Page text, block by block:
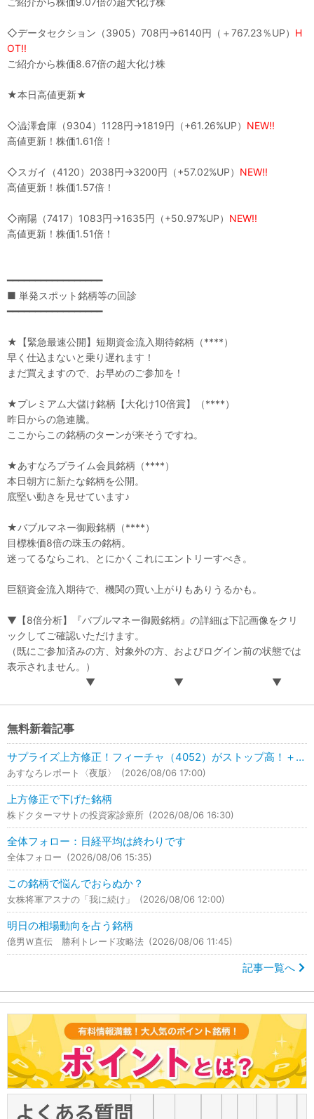
◇データセクション（3905）708円→6140円（＋767.23％UP） H
OT!!
ご紹介から株価8.67倍の超大化け株
★本日高値更新★
◇澁澤倉庫（9304）1128円→1819円（+61.26%UP） NEW!!
高値更新！株価1.61倍！
◇スガイ（4120）2038円→3200円（+57.02%UP） NEW!!
高値更新！株価1.57倍！
◇南陽（7417）1083円→1635円（+50.97%UP） NEW!!
高値更新！株価1.51倍！
━━━━━━━━━━━━━━━━━
■ 単発スポット銘柄等の回診
━━━━━━━━━━━━━━━━━
★【緊急最速公開】短期資金流入期待銘柄（****）
早く仕込まないと乗り遅れます！
まだ買えますので、お早めのご参加を！
★プレミアム大儲け銘柄【大化け10倍賞】（****）
昨日からの急連騰。
ここからこの銘柄のターンが来そうですね。
★あすなろプライム会員銘柄（****）
本日朝方に新たな銘柄を公開。
底堅い動きを見せています♪
★バブルマネー御殿銘柄（****）
目標株価8倍の珠玉の銘柄。
迷ってるならこれ、とにかくこれにエントリーすべき。
巨額資金流入期待で、機関の買い上がりもありうるかも。
▼【8倍分析】『バブルマネー御殿銘柄』の詳細は下記画像をクリ
ックしてご確認いただけます。
（既にご参加済みの方、対象外の方、およびログイン前の状態では
表示されません。）
▼ ▼ ▼
無料新着記事
サプライズ上方修正！フィーチャ（4052）がストップ高！＋49.35％UP！
あすなろレポート〈夜版〉 (2026/08/06 17:00)
上方修正で下げた銘柄
株ドクターマサトの投資家診療所 (2026/08/06 16:30)
全体フォロー：日経平均は終わりです
全体フォロー (2026/08/06 15:35)
この銘柄で悩んでおらぬか？
女株将軍アスナの「我に続け」 (2026/08/06 12:00)
明日の相場動向を占う銘柄
億男Ｗ直伝 勝利トレード攻略法 (2026/08/06 11:45)
記事一覧へ